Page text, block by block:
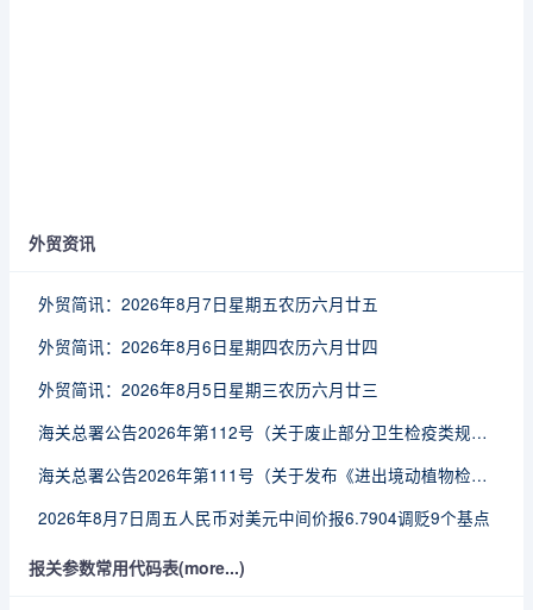
外贸资讯
外贸简讯：2026年8月7日星期五农历六月廿五
外贸简讯：2026年8月6日星期四农历六月廿四
外贸简讯：2026年8月5日星期三农历六月廿三
海关总署公告2026年第112号（关于废止部分卫生检疫类规范性文件的公告）
海关总署公告2026年第111号（关于发布《进出境动植物检疫处理监督管理工作规定》《进出境卫生处理监督管理工作规定》的公告）
2026年8月7日周五人民币对美元中间价报6.7904调贬9个基点
报关参数常用代码表(more...)